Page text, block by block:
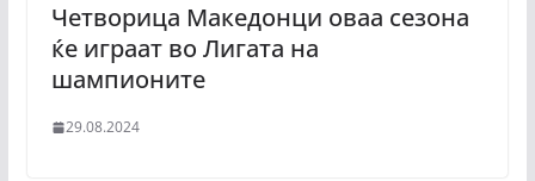
Четворица Македонци оваа сезона
ќе играат во Лигата на
шампионите
29.08.2024